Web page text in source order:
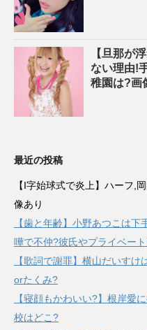
【旦那が
ない理由!
稚園は?画
最近の投稿
【I字始球式で炎上】ハーフ,
像あり
【歯と年齢】小野あつこは
嘩で不仲?彼氏やプライベー
【歌詞で謝罪】横山だいす
orたくみ?
【寝顔もかわいい?】根岸愛
校はどこ?